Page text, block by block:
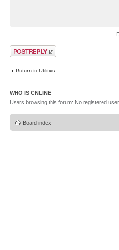
Post a reply
Return to Utilities
WHO IS ONLINE
Users browsing this forum: No registered
Board index